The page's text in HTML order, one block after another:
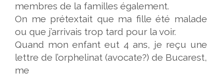
membres de la familles également.
On me prétextait que ma fille été malade
ou que j’arrivais trop tard pour la voir.
Quand mon enfant eut 4 ans, je reçu une
lettre de l’orphelinat (avocate?) de Bucarest,
me